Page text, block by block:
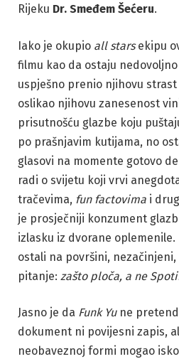
Rijeku Dr. Smeđem Šećeru.
Iako je okupio all starsekipu
filmu kao da ostaju
uspješno prenio njihovu
oslikao njihovu zanesenost
prisutnošću glazbe koju
po prašnjavim kutijama, no
glasovi na momente gotovo
radi o svijetu koji vrvi
tračevima, fun factovima i
je prosječniji konzument
izlasku iz dvorane oplemenile.
ostali na površini, nezačinjeni,
pitanje: zašto ploča, a ne
Jasno je da Funk Yune
dokument ni povijesni zapis,
neobaveznoj formi mogao